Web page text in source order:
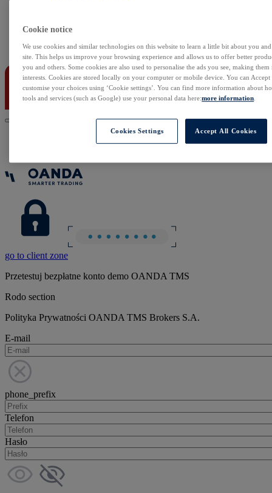
Rolowania
Kontakt
go to client zone
Przetestuj bezpłatne konto demo OANDA TMS
Rodo section
Polityka Prywatności OANDA TMS Brokers S.A.
E-mail
phone_prefix
Telefon
Hasło
Cookie notice
We use cookies and similar technologies on this website to learn a little bit about you
site. This helps us improve your browsing experience and allows us to offer better
you and others. Some cookies are also used to personalise the ads you see, making
interests. Cookies are stored locally on your computer or mobile device. You can
customise your choices using ‘Cookie settings’. You can find more information about
tools and services (such as Google) use your personal data here:more information.
Cookies Settings Accept All Cookies